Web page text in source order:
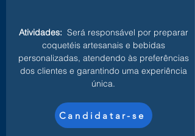
Atividades: Será responsável por preparar
coquetéis artesanais e bebidas
personalizadas, atendendo às preferências
dos clientes e garantindo uma experiência
única.
Candidatar-se